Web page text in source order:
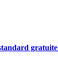
gratuite